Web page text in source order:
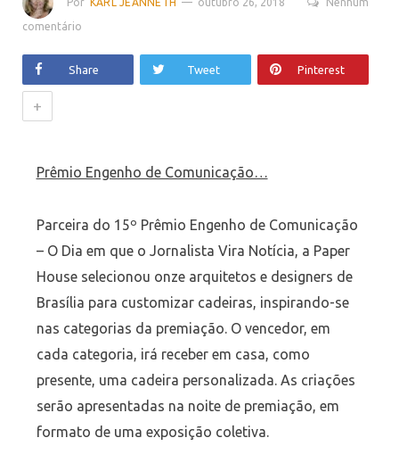
comentário
Share Tweet Pinterest
+
Prêmio Engenho de Comunicação…
Parceira do 15º Prêmio Engenho de Comunicação
– O Dia em que o Jornalista Vira Notícia, a Paper
House selecionou onze arquitetos e designers de
Brasília para customizar cadeiras, inspirando-se
nas categorias da premiação. O vencedor, em
cada categoria, irá receber em casa, como
presente, uma cadeira personalizada. As criações
serão apresentadas na noite de premiação, em
formato de uma exposição coletiva.